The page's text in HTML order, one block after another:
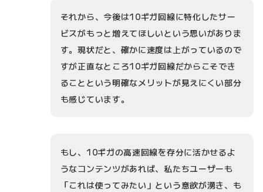
それから、今後は10ギガ回線に特化したサー
ビスがもっと増えてほしいという思いがありま
す。現状だと、確かに速度は上がっているので
すが正直なところ10ギガ回線だからこそでき
ることという明確なメリットが見えにくい部分
も感じています。
もし、10ギガの高速回線を存分に活かせるよ
うなコンテンツがあれば、私たちユーザーも
「これは使ってみたい」という意欲が湧き、も